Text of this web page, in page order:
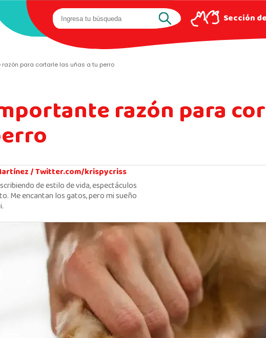
Sección
para cortarle las uñas a tu perro
razón para
/Twitter.com/krispycriss
de estilo de vida, espectáculos
Me encantan los gatos, pero mi sueño